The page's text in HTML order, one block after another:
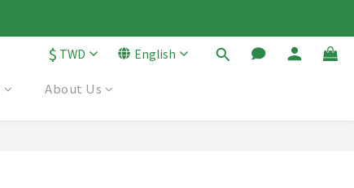
$ TWD English
About Us